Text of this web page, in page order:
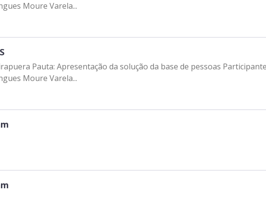
Moure Varela...
Pauta: Apresentação da solução da base de pessoas
Moure Varela...